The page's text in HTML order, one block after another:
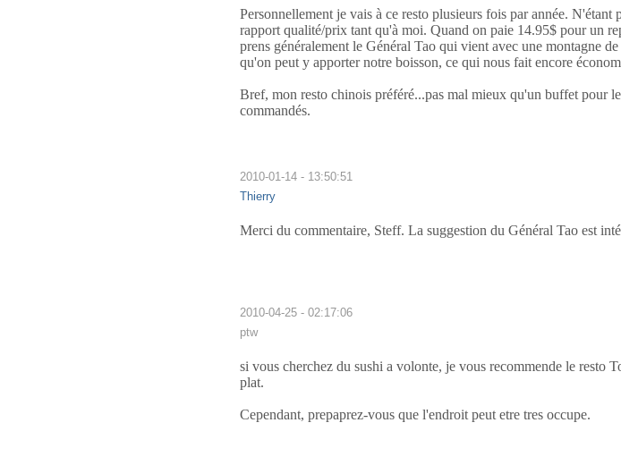
Personnellement je vais à ce resto plusieurs fois par année.
rapport qualité/prix tant qu'à moi. Quand on paie 14.95$ pour un
prens généralement le Général Tao qui vient avec une montagne
qu'on peut y apporter notre boisson, ce qui nous fait encore
Bref, mon resto chinois préféré...pas mal mieux qu'un buffet pour
commandés.
2010-01-14 - 13:50:51
Thierry
Merci du commentaire, Steff. La suggestion du Général Tao est
2010-04-25 - 02:17:06
ptw
si vous cherchez du sushi a volonte, je vous recommende le resto
plat.
Cependant, prepaprez-vous que l'endroit peut etre tres occupe.